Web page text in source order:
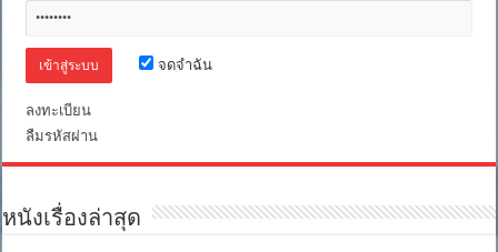
จดจำฉัน
ลงทะเบียน
ลืมรหัสผ่าน
หนังเรื่องล่าสุด